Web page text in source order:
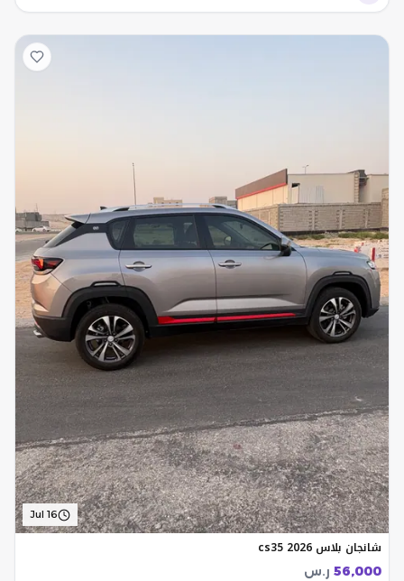
Jul 16
شانجان بلاس cs35 2026
56,000 ر.س